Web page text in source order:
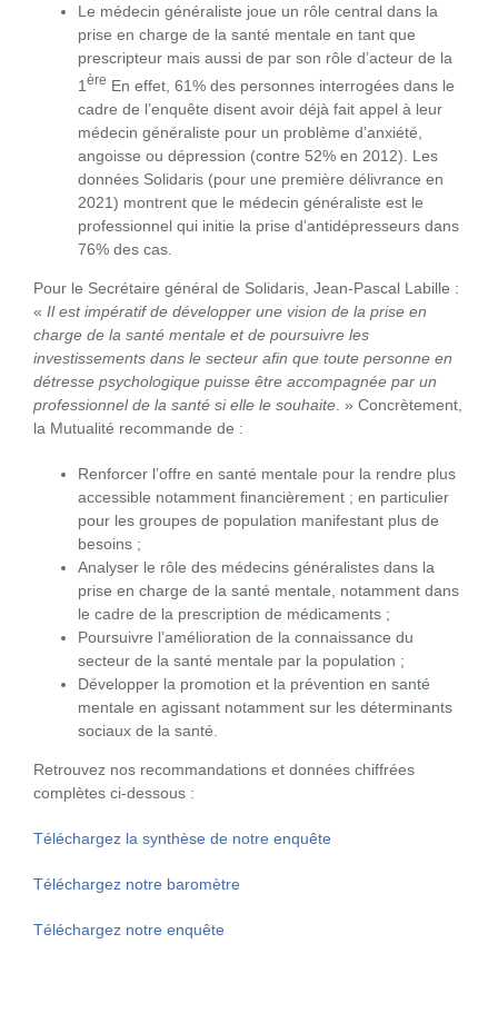
Le médecin généraliste joue un rôle central dans la
prise en charge de la santé mentale en tant que
prescripteur mais aussi de par son rôle d’acteur de la
1 ère En effet, 61% des personnes interrogées dans le
cadre de l’enquête disent avoir déjà fait appel à leur
médecin généraliste pour un problème d’anxiété,
angoisse ou dépression (contre 52% en 2012). Les
données Solidaris (pour une première délivrance en
2021) montrent que le médecin généraliste est le
professionnel qui initie la prise d’antidépresseurs dans
76% des cas.
Pour le Secrétaire général de Solidaris, Jean-Pascal Labille :
« Il est impératif de développer une vision de la prise en
charge de la santé mentale et de poursuivre les
investissements dans le secteur afin que toute personne en
détresse psychologique puisse être accompagnée par un
professionnel de la santé si elle le souhaite . » Concrètement,
la Mutualité recommande de :
Renforcer l’offre en santé mentale pour la rendre plus
accessible notamment financièrement ; en particulier
pour les groupes de population manifestant plus de
besoins ;
Analyser le rôle des médecins généralistes dans la
prise en charge de la santé mentale, notamment dans
le cadre de la prescription de médicaments ;
Poursuivre l’amélioration de la connaissance du
secteur de la santé mentale par la population ;
Développer la promotion et la prévention en santé
mentale en agissant notamment sur les déterminants
sociaux de la santé.
Retrouvez nos recommandations et données chiffrées
complètes ci-dessous :
Téléchargez la synthèse de notre enquête
Téléchargez notre baromètre
Téléchargez notre enquête